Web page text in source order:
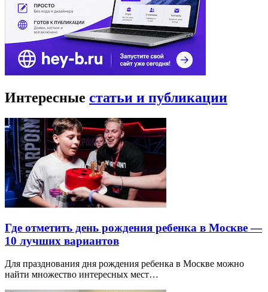
Интересные статьи и публикации
Где отметить день рождения ребенка в Москве —
10 лучших вариантов
Для празднования дня рождения ребенка в Москве можно
найти множество интересных мест…